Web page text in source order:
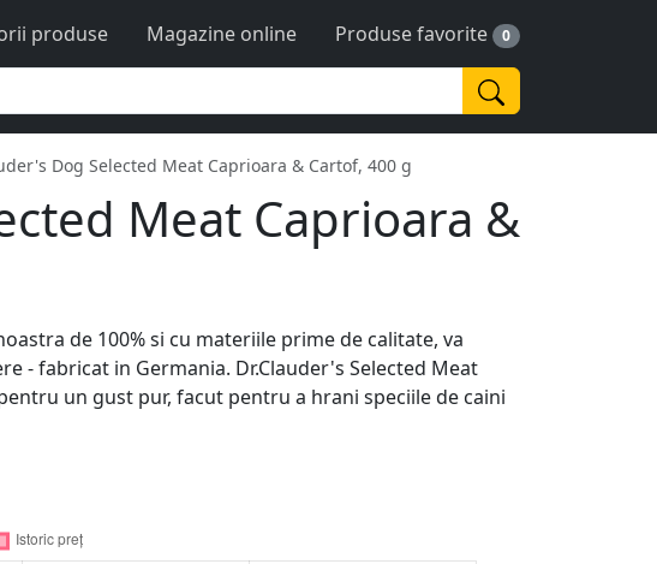
produse Magazine online Produse favorite 0
Dog Selected Meat Caprioara & Cartof, 400 g
Meat Caprioara &
de 100% si cu materiile prime de calitate, va
- fabricat in Germania. Dr.Clauder's Selected Meat
un gust pur, facut pentru a hrani speciile de caini